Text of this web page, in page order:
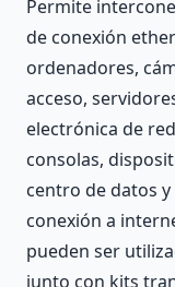
Permite
de conexión
ordenadores,
acceso,
electrónica de
consolas,
centro de datos
conexión a
pueden ser
junto con kits